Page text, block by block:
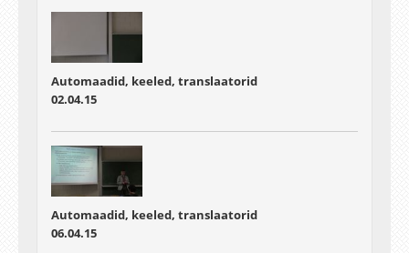
Automaadid, keeled, translaatorid
02.04.15
Automaadid, keeled, translaatorid
06.04.15